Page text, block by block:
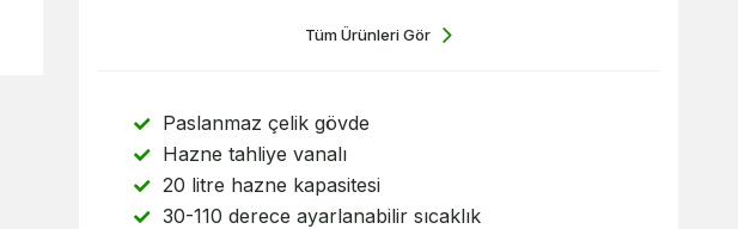
Tüm Ürünleri Gör
Paslanmaz çelik gövde
Hazne tahliye vanalı
20 litre hazne kapasitesi
30-110 derece ayarlanabilir sıcaklık